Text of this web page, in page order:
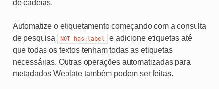
de cadeias.
Automatize o etiquetamento começando com a consulta
de pesquisa
NOT has:label
e adicione etiquetas até
que todas os textos tenham todas as etiquetas
necessárias. Outras operações automatizadas para
metadados Weblate também podem ser feitas.